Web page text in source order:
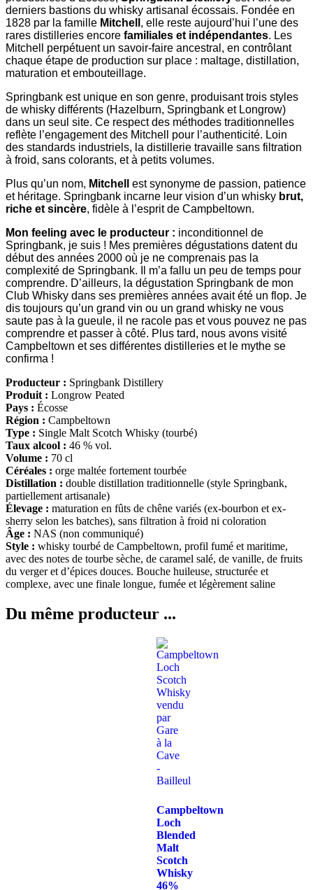
derniers bastions du whisky artisanal écossais. Fondée en
1828 par la famille Mitchell , elle reste aujourd’hui l’une des
rares distilleries encore familiales et indépendantes. Les
Mitchell perpétuent un savoir-faire ancestral, en contrôlant
chaque étape de production sur place : maltage, distillation,
maturation et embouteillage.
Springbank est unique en son genre, produisant trois styles
de whisky différents (Hazelburn, Springbank et Longrow)
dans un seul site. Ce respect des méthodes traditionnelles
reflète l’engagement des Mitchell pour l’authenticité. Loin
des standards industriels, la distillerie travaille sans filtration
à froid, sans colorants, et à petits volumes.
Plus qu’un nom, Mitchell
est synonyme de passion, patience
et héritage. Springbank incarne leur vision d’un whisky brut,
riche et sincère, fidèle à l’esprit de Campbeltown.
Mon feeling avec le producteur : inconditionnel de
Springbank, je suis ! Mes premières dégustations datent du
début des années 2000 où je ne comprenais pas la
complexité de Springbank. Il m’a fallu un peu de temps pour
comprendre. D’ailleurs, la dégustation Springbank de mon
Club Whisky dans ses premières années avait été un flop. Je
dis toujours qu’un grand vin ou un grand whisky ne vous
saute pas à la gueule, il ne racole pas et vous pouvez ne pas
comprendre et passer à côté. Plus tard, nous avons visité
Campbeltown et ses différentes distilleries et le mythe se
confirma !
Producteur : Springbank Distillery
Produit : Longrow Peated
Pays : Écosse
Région : Campbeltown
Type : Single Malt Scotch Whisky (tourbé)
Taux alcool : 46 % vol.
Volume : 70 cl
Céréales : orge maltée fortement tourbée
Distillation : double distillation traditionnelle (style Springbank,
partiellement artisanale)
Élevage : maturation en fûts de chêne variés (ex-bourbon et ex-
sherry selon les batches), sans filtration à froid ni coloration
Âge : NAS (non communiqué)
Style : whisky tourbé de Campbeltown, profil fumé et maritime,
avec des notes de tourbe sèche, de caramel salé, de vanille, de fruits
du verger et d’épices douces. Bouche huileuse, structurée et
complexe, avec une finale longue, fumée et légèrement saline
Du même producteur ...
Campbeltown
Loch
Blended
Malt
Scotch
Whisky
46%